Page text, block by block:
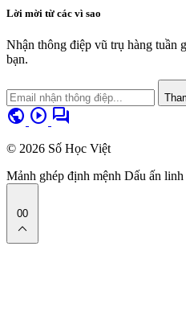
Lời mời từ các vì sao
Nhận thông điệp vũ trụ hàng tuần
bạn.
public play_circle forum
© 2026 Số Học Việt
Mảnh ghép định mệnh Dấu ấn linh
00
expand_less